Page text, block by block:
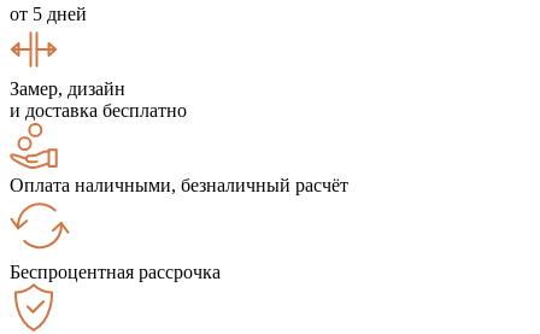
от 5 дней
Замер, дизайн
и доставка бесплатно
Оплата наличными, безналичный расчёт
Беспроцентная рассрочка